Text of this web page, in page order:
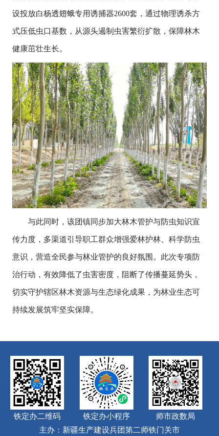
设投放白杨透翅蛾专用诱捕器2600套，通过物理诱杀方
式压低虫口基数，从源头遏制虫害繁衍扩散，保障林木
健康茁壮生长。
与此同时，该团镇同步加大林木管护与防虫知识宣
传力度，多渠道引导职工群众增强爱林护林、科学防虫
意识，营造全民参与林业管护的良好氛围。此次专项防
治行动，有效降低了虫害密度，阻断了传播蔓延势头，
切实守护辖区林木资源与生态绿化成果，为林业生态可
持续发展筑牢坚实保障。
铁定办二维码 铁定办小程序
师市政数局
主办：新疆生产建设兵团第二师铁门关市